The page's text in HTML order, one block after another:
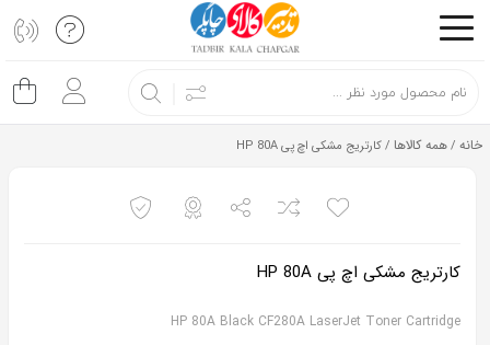
اشتراک
با
می‌توانید
این
خانه /همه کالاها / کارتریج مشکی اچ پی HP 80A
کارتریج مشکی اچ پی HP 80A
HP 80A Black CF280A LaserJet Toner Cartridge